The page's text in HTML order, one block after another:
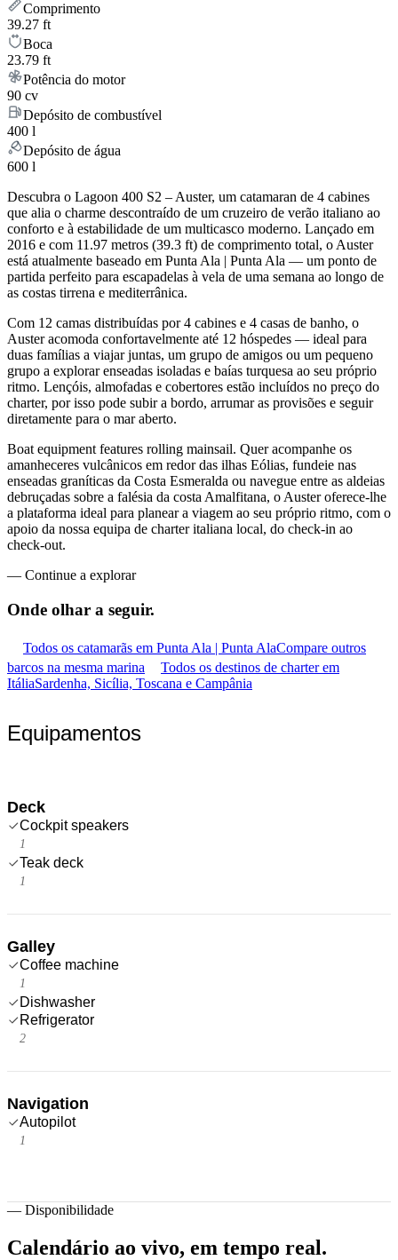
Comprimento
39.27 ft
Boca
23.79 ft
Potência do motor
90 cv
Depósito de combustível
400 l
Depósito de água
600 l
Descubra o Lagoon 400 S2 – Auster, um catamaran de 4 cabines
que alia o charme descontraído de um cruzeiro de verão italiano ao
conforto e à estabilidade de um multicasco moderno. Lançado em
2016 e com 11.97 metros (39.3 ft) de comprimento total, o Auster
está atualmente baseado em Punta Ala | Punta Ala — um ponto de
partida perfeito para escapadelas à vela de uma semana ao longo de
as costas tirrena e mediterrânica.
Com 12 camas distribuídas por 4 cabines e 4 casas de banho, o
Auster acomoda confortavelmente até 12 hóspedes — ideal para
duas famílias a viajar juntas, um grupo de amigos ou um pequeno
grupo a explorar enseadas isoladas e baías turquesa ao seu próprio
ritmo. Lençóis, almofadas e cobertores estão incluídos no preço do
charter, por isso pode subir a bordo, arrumar as provisões e seguir
diretamente para o mar aberto.
Boat equipment features rolling mainsail. Quer acompanhe os
amanheceres vulcânicos em redor das ilhas Eólias, fundeie nas
enseadas graníticas da Costa Esmeralda ou navegue entre as aldeias
debruçadas sobre a falésia da costa Amalfitana, o Auster oferece-lhe
a plataforma ideal para planear a viagem ao seu próprio ritmo, com o
apoio da nossa equipa de charter italiana local, do check-in ao
check-out.
— Continue a explorar
Onde olhar a seguir.
Todos os catamarãs em Punta Ala | Punta AlaCompare outros
barcos na mesma marina
Todos os destinos de charter em
ItáliaSardenha, Sicília, Toscana e Campânia
Equipamentos
Deck
Cockpit speakers
1
Teak deck
1
Galley
Coffee machine
1
Dishwasher
Refrigerator
2
Navigation
Autopilot
1
— Disponibilidade
Calendário ao vivo, em tempo real.